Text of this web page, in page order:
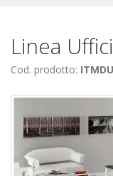
Linea
Cod. prodotto: